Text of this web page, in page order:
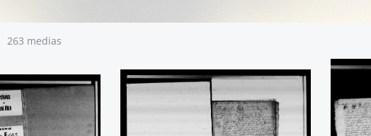
263 medias